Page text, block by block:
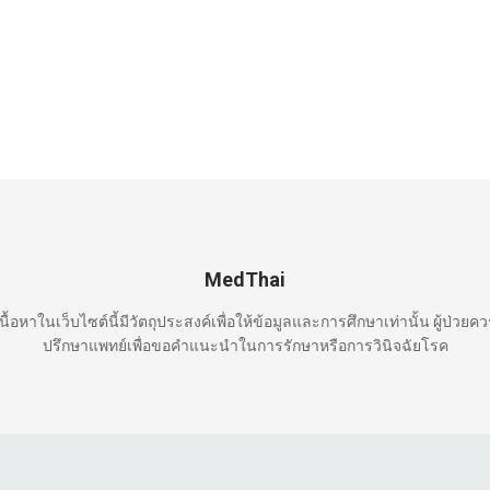
MedThai
อหาในเว็บไซต์นี้มีวัตถุประสงค์เพื่อให้ข้อมูลและการศึกษาเท่านั้น ผู้ป่วยค
ปรึกษาแพทย์เพื่อขอคำแนะนำในการรักษาหรือการวินิจฉัยโรค